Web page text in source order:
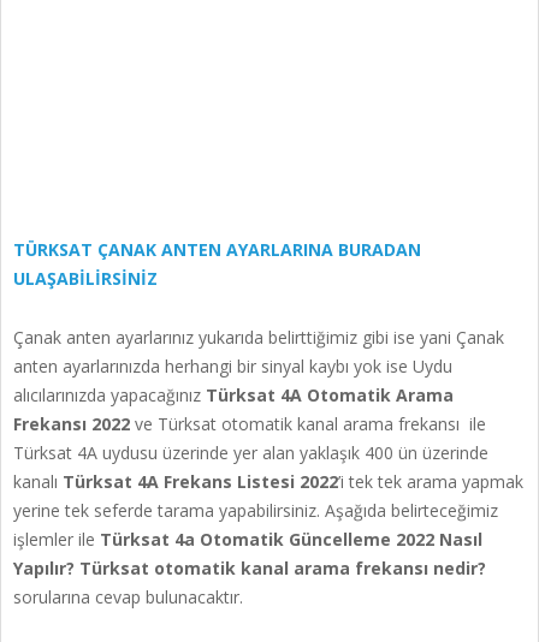
TÜRKSAT ÇANAK ANTEN AYARLARINA BURADAN
ULAŞABİLİRSİNİZ
Çanak anten ayarlarınız yukarıda belirttiğimiz gibi ise yani Çanak
anten ayarlarınızda herhangi bir sinyal kaybı yok ise Uydu
alıcılarınızda yapacağınız Türksat 4A Otomatik Arama
Frekansı 2022 ve Türksat otomatik kanal arama frekansı ile
Türksat 4A uydusu üzerinde yer alan yaklaşık 400 ün üzerinde
kanalı Türksat 4A Frekans Listesi 2022’i tek tek arama yapmak
yerine tek seferde tarama yapabilirsiniz. Aşağıda belirteceğimiz
işlemler ile Türksat 4a Otomatik Güncelleme 2022 Nasıl
Yapılır? Türksat otomatik kanal arama frekansı nedir?
sorularına cevap bulunacaktır.